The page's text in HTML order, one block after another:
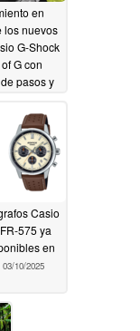
en
los nuevos
G-Shock
G con
pasos y
Casio
575 ya
en
03/10/2025